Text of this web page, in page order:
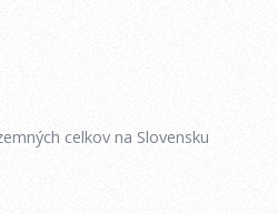
celkov na Slovensku